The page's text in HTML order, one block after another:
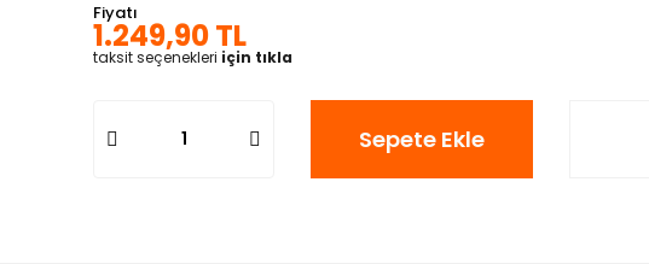
Fiyatı
1.249,90 TL
taksit seçenekleri için tıkla
Sepete Ekle